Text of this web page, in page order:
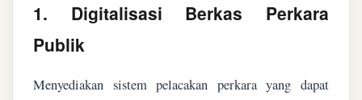
1. Digitalisasi Berkas Perkara
Publik
Menyediakan sistem pelacakan perkara yang dapat